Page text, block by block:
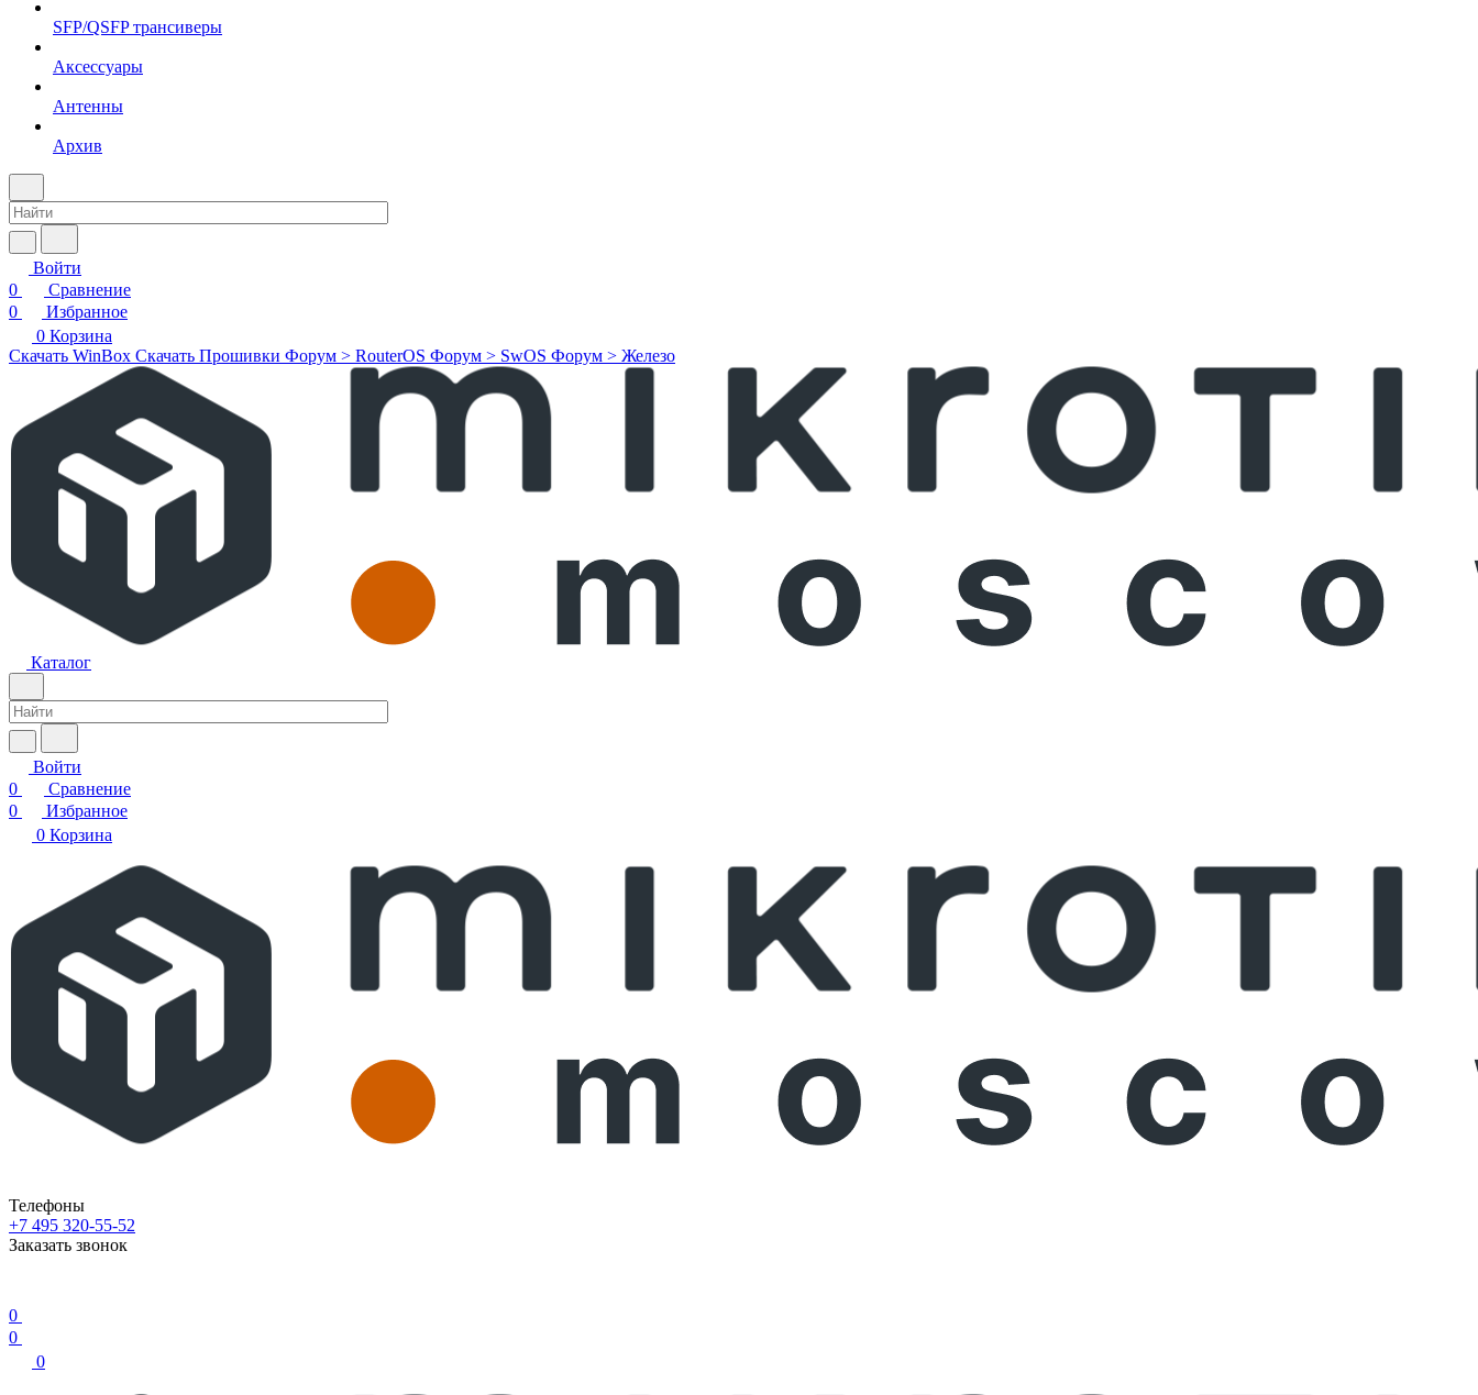
SFP/QSFP трансиверы
Аксессуары
Антенны
Архив
Войти
0
Сравнение
0
Избранное
0 Корзина
Скачать WinBox Скачать Прошивки Форум > RouterOS Форум > SwOS Форум > Железо
Каталог
Войти
0
Сравнение
0
Избранное
0 Корзина
Телефоны
+7 495 320-55-52
Заказать звонок
0
0
0